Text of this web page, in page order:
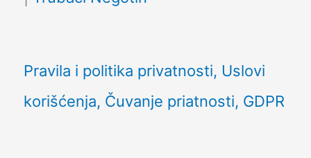
Pravila i politika privatnosti, Uslovi
korišćenja, Čuvanje priatnosti, GDPR